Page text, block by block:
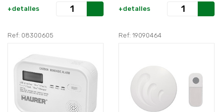
+detalles +detalles
Ref: 08300605 Ref: 19090464